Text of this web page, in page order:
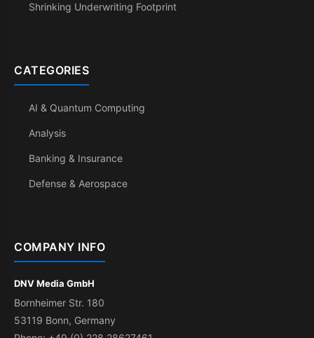
Shrinking Underwriting Footprint
CATEGORIES
AI & Quantum Computing
Analysis
Banking & Insurance
Defense & Aerospace
COMPANY INFO
DNV Media GmbH
Bornheimer Str. 180
53119 Bonn, Germany